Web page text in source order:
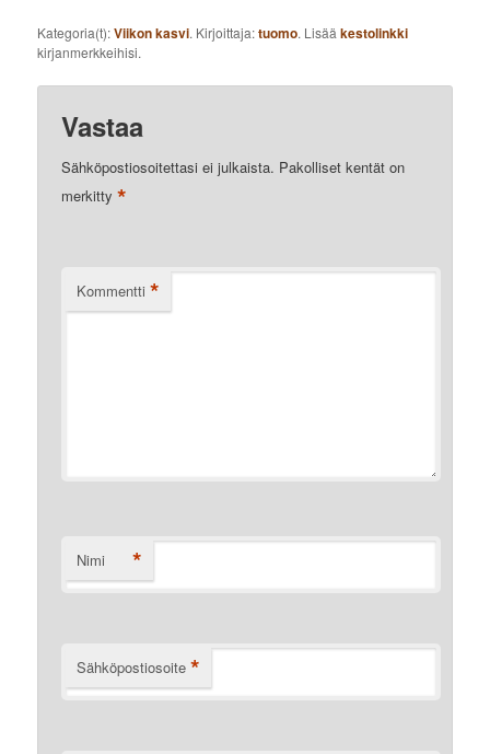
Kategoria(t):Viikon kasvi. Kirjoittaja:tuomo. Lisääkestolinkki
kirjanmerkkeihisi.
Vastaa
Sähköpostiosoitettasi ei julkaista. Pakolliset kentät on
merkitty*
Kommentti *
Nimi *
Sähköpostiosoite *